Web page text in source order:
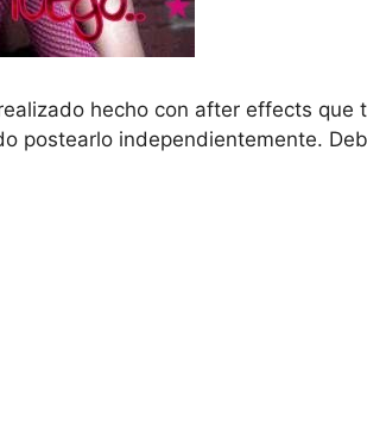
hecho con after effects que
postearlo independientemente.